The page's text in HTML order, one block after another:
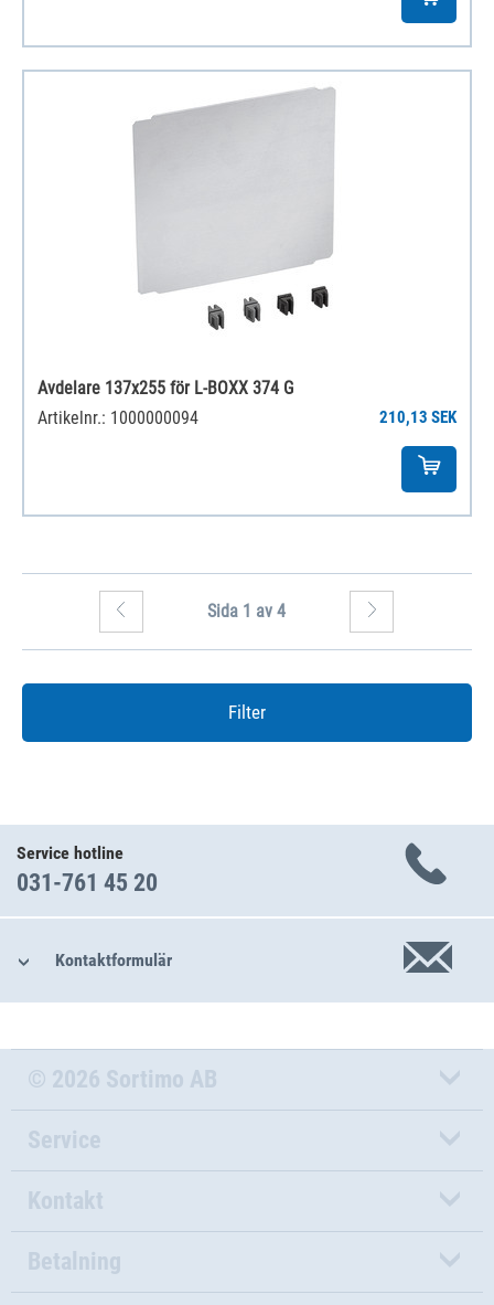
Avdelare 137x255 för L-BOXX 374 G
Artikelnr.: 1000000094
210,13 SEK
Sida 1 av 4
Filter
Service hotline
031-761 45 20
Kontaktformulär
© 2026 Sortimo AB
Service
Kontakt
Betalning